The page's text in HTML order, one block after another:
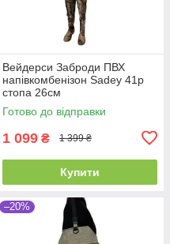
Вейдерси Заброди ПВХ
напівкомбенізон Sadey 41р
стопа 26см
Готово до відправки
1 099 ₴ 1 399 ₴
Купити
–20%